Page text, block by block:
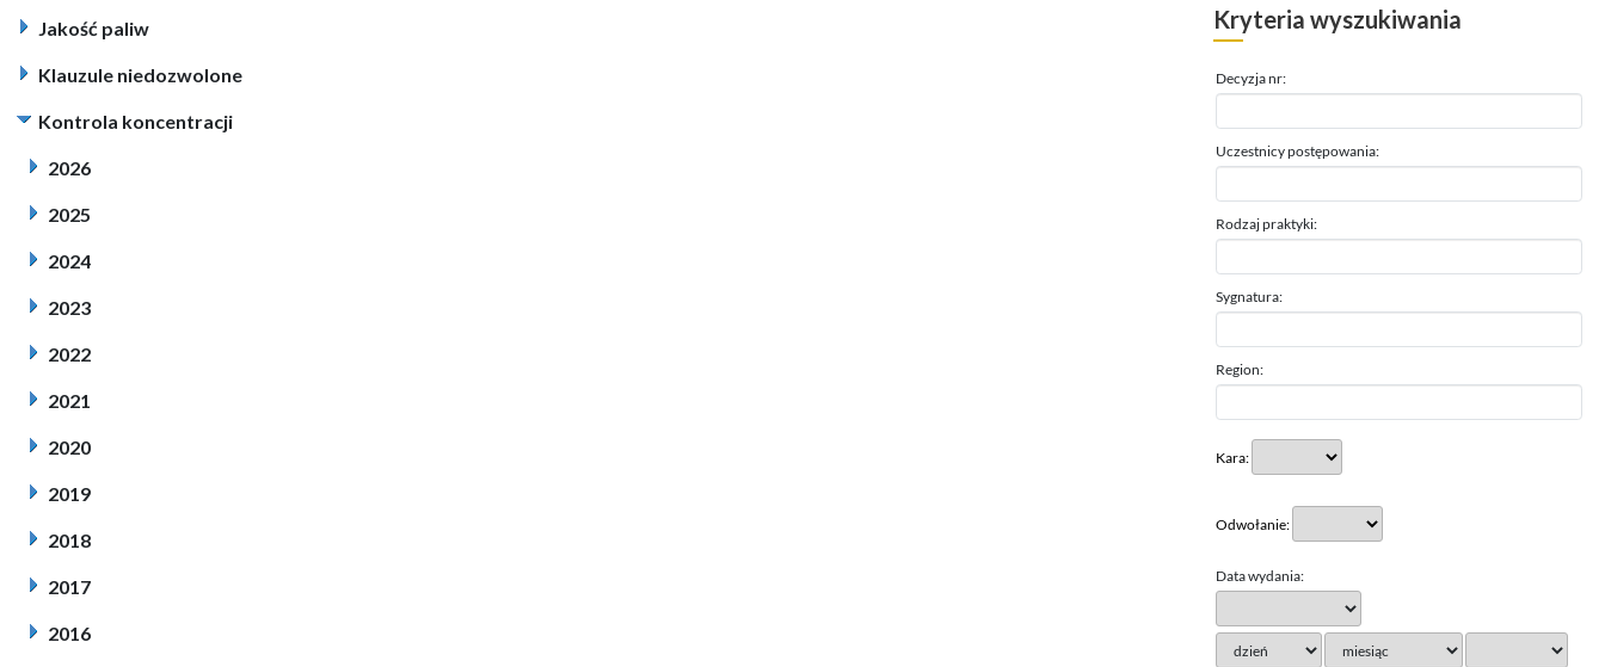
Jakość paliw
Klauzule niedozwolone
Kontrola koncentracji
2026
2025
2024
2023
2022
2021
2020
2019
2018
2017
2016
Kryteria wyszukiwania
Decyzja nr:
Uczestnicy postępowania:
Rodzaj praktyki:
Sygnatura:
Region:
Kara:
Odwołanie:
Data wydania: